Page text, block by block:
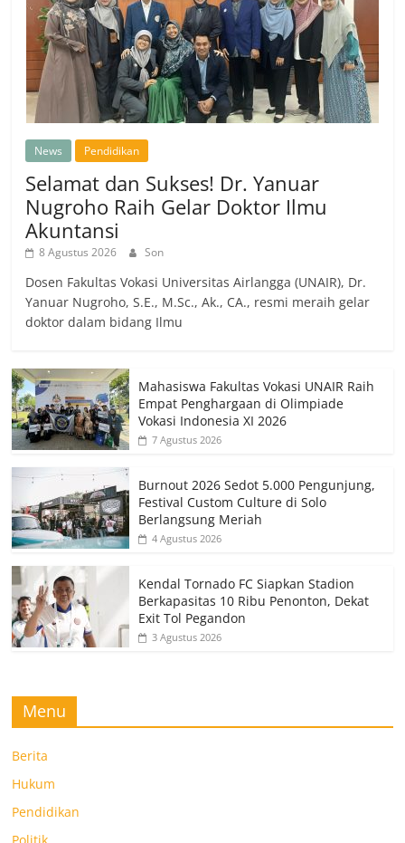
News Pendidikan
Selamat dan Sukses! Dr. Yanuar
Nugroho Raih Gelar Doktor Ilmu
Akuntansi
8 Agustus 2026 Son
Dosen Fakultas Vokasi Universitas Airlangga (UNAIR), Dr.
Yanuar Nugroho, S.E., M.Sc., Ak., CA., resmi meraih gelar
doktor dalam bidang Ilmu
Mahasiswa Fakultas Vokasi UNAIR Raih
Empat Penghargaan di Olimpiade
Vokasi Indonesia XI 2026
7 Agustus 2026
Burnout 2026 Sedot 5.000 Pengunjung,
Festival Custom Culture di Solo
Berlangsung Meriah
4 Agustus 2026
Kendal Tornado FC Siapkan Stadion
Berkapasitas 10 Ribu Penonton, Dekat
Exit Tol Pegandon
3 Agustus 2026
Menu
Berita
Hukum
Pendidikan